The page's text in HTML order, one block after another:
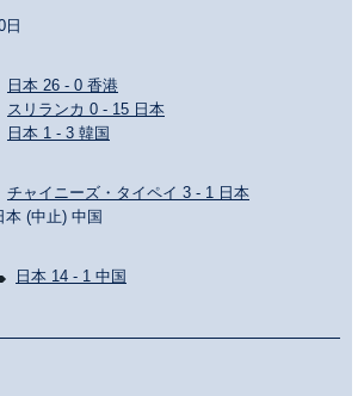
日
日本 26 - 0 香港
スリランカ 0 - 15 日本
日本 1 - 3 韓国
チャイニーズ・タイペイ 3 - 1 日本
本 (中止) 中国
日本 14 - 1 中国